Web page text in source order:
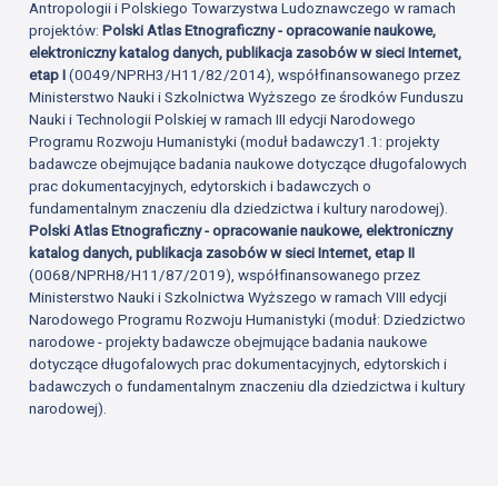
Antropologii i Polskiego Towarzystwa Ludoznawczego w ramach
projektów:Polski Atlas Etnograficzny - opracowanie naukowe,
elektroniczny katalog danych, publikacja zasobów w sieci Internet,
etap I(0049/NPRH3/H11/82/2014), współfinansowanego przez
Ministerstwo Nauki i Szkolnictwa Wyższego ze środków Funduszu
Nauki i Technologii Polskiej w ramach III edycji Narodowego
Programu Rozwoju Humanistyki (moduł badawczy1.1: projekty
badawcze obejmujące badania naukowe dotyczące długofalowych
prac dokumentacyjnych, edytorskich i badawczych o
fundamentalnym znaczeniu dla dziedzictwa i kultury narodowej).
Polski Atlas Etnograficzny - opracowanie naukowe, elektroniczny
katalog danych, publikacja zasobów w sieci Internet, etap II
(0068/NPRH8/H11/87/2019), współfinansowanego przez
Ministerstwo Nauki i Szkolnictwa Wyższego w ramach VIII edycji
Narodowego Programu Rozwoju Humanistyki (moduł: Dziedzictwo
narodowe - projekty badawcze obejmujące badania naukowe
dotyczące długofalowych prac dokumentacyjnych, edytorskich i
badawczych o fundamentalnym znaczeniu dla dziedzictwa i kultury
narodowej).